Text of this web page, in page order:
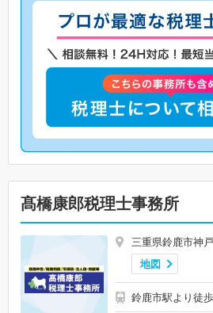
髙橋康郎税理士事務所
三重県鈴鹿市神
地図
鈴鹿市駅より徒